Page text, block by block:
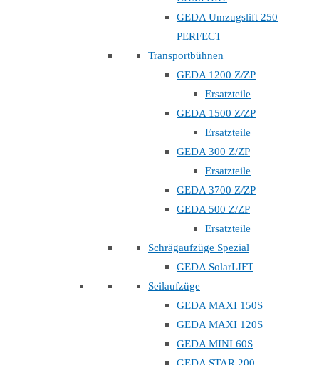
GEDA Umzugslift 250
PERFECT
Transportbühnen
GEDA 1200 Z/ZP
Ersatzteile
GEDA 1500 Z/ZP
Ersatzteile
GEDA 300 Z/ZP
Ersatzteile
GEDA 3700 Z/ZP
GEDA 500 Z/ZP
Ersatzteile
Schrägaufzüge Spezial
GEDA SolarLIFT
Seilaufzüge
GEDA MAXI 150S
GEDA MAXI 120S
GEDA MINI 60S